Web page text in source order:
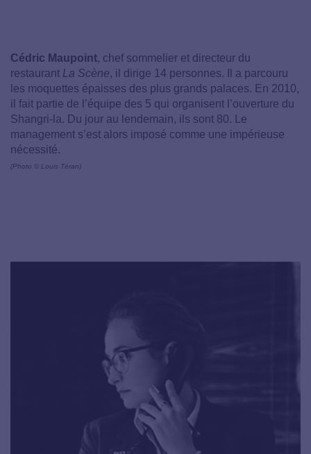
Cédric Maupoint, chef sommelier et directeur du
restaurant La Scène, il dirige 14 personnes. Il a parcouru
les moquettes épaisses des plus grands palaces. En 2010,
il fait partie de l’équipe des 5 qui organisent l’ouverture du
Shangri-la. Du jour au lendemain, ils sont 80. Le
management s’est alors imposé comme une impérieuse
nécessité.
(Photo © Louis Téran)